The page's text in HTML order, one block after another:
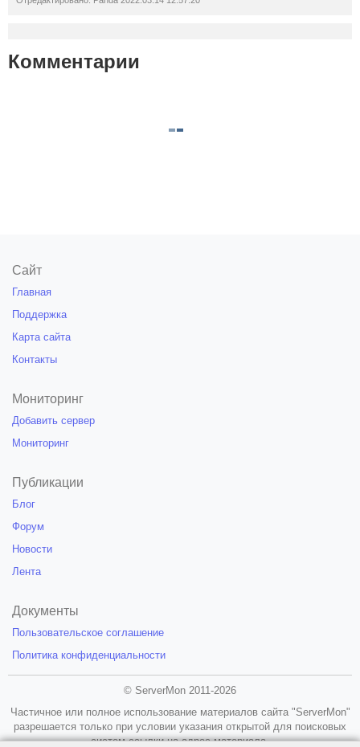
Комментарии
Сайт
Главная
Поддержка
Карта сайта
Контакты
Мониторинг
Добавить сервер
Мониторинг
Публикации
Блог
Форум
Новости
Лента
Документы
Пользовательское соглашение
Политика конфиденциальности
© ServerMon 2011-2026
Частичное или полное использование материалов сайта "ServerMon"
разрешается только при условии указания открытой для поисковых
систем ссылки на адрес материала.